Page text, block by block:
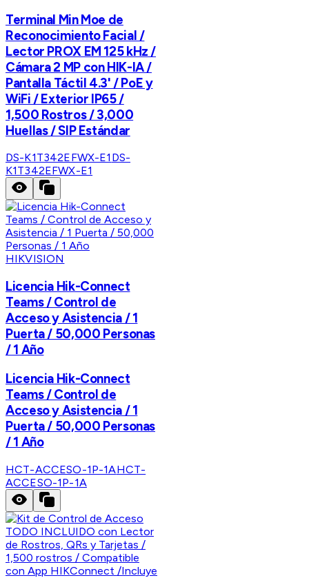
Terminal Min Moe de
Reconocimiento Facial /
Lector PROX EM 125 kHz /
Cámara 2 MP con HIK-IA /
Pantalla Táctil 4.3' / PoE y
WiFi / Exterior IP65 /
1,500 Rostros / 3,000
Huellas / SIP Estándar
DS-K1T342EFWX-E1 DS-
K1T342EFWX-E1
HIKVISION
Licencia Hik-Connect
Teams / Control de
Acceso y Asistencia / 1
Puerta / 50,000 Personas
/ 1 Año
Licencia Hik-Connect
Teams / Control de
Acceso y Asistencia / 1
Puerta / 50,000 Personas
/ 1 Año
HCT-ACCESO-1P-1AHCT-
ACCESO-1P-1A